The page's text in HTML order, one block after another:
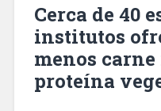
Cerca de 40
institutos
menos
proteína